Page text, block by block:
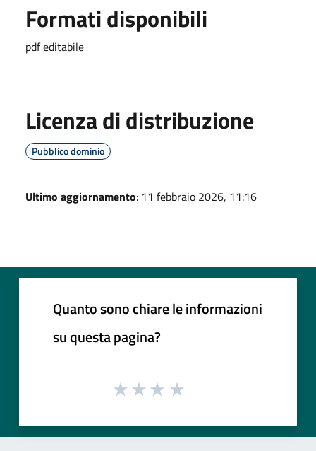
Formati disponibili
pdf editabile
Licenza di distribuzione
Pubblico dominio
Ultimo aggiornamento: 11 febbraio 2026, 11:16
Quanto sono chiare le informazioni
su questa pagina?